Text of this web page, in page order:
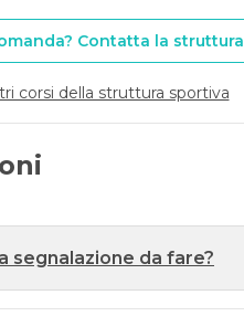
Contatta la struttura
corsi della struttura sportiva
segnalazione da fare?